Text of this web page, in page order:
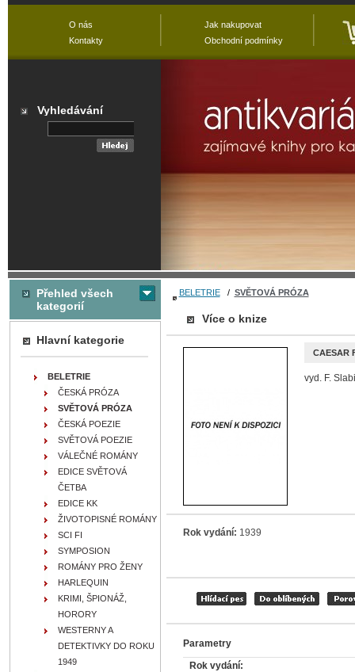
BELETRIE/ SVĚTOVÁ PRÓZA
Více o knize
CAESAR
vyd. F.
Rok vydání: 1939
Parametry
Rok vydání:
Přehled všech
kategorií
Hlavní kategorie
BELETRIE
ČESKÁ PRÓZA
SVĚTOVÁ PRÓZA
ČESKÁ POEZIE
SVĚTOVÁ POEZIE
VÁLEČNÉ ROMÁNY
EDICE SVĚTOVÁ
ČETBA
EDICE KK
ŽIVOTOPISNÉ ROMÁNY
SCI FI
SYMPOSION
ROMÁNY PRO ŽENY
HARLEQUIN
KRIMI, ŠPIONÁŽ,
HORORY
WESTERNY A
DETEKTIVKY DO ROKU
1949
O nás
Kontakty
Jak nakupovat
Obchodní podmínky
Vyhledávání